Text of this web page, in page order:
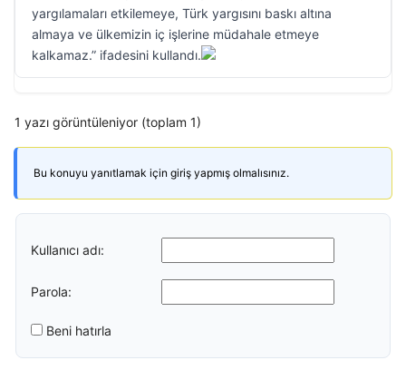
yargılamaları etkilemeye, Türk yargısını baskı altına
almaya ve ülkemizin iç işlerine müdahale etmeye
kalkamaz.” ifadesini kullandı.
1 yazı görüntüleniyor (toplam 1)
Bu konuyu yanıtlamak için giriş yapmış olmalısınız.
Kullanıcı adı:
Parola:
Beni hatırla